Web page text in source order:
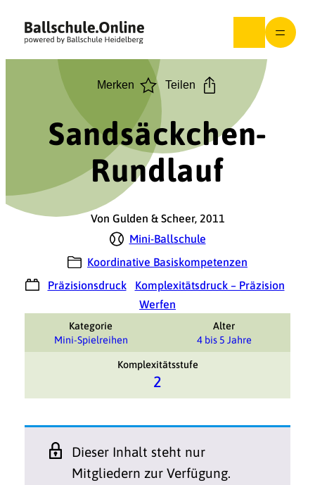
Inhalt
springen
Merken Teilen
Sandsäckchen-
Rundlauf
Von Gulden & Scheer, 2011
Mini-Ballschule
Koordinative Basiskompetenzen
Präzisionsdruck
Komplexitätsdruck – Präzision
Werfen
Kategorie
Mini-Spielreihen
Alter
4 bis 5 Jahre
Komplexitätsstufe
2
Dieser Inhalt steht nur
Mitgliedern zur Verfügung.